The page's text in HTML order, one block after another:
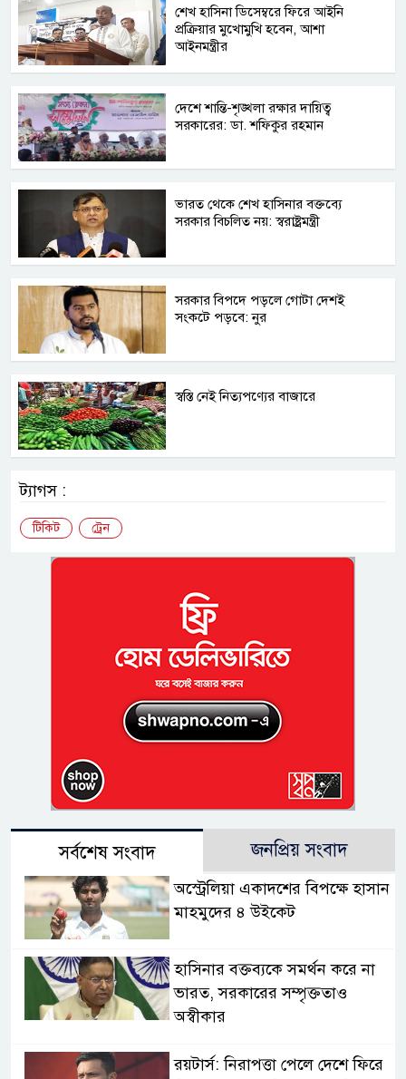
শেখ হাসিনা ডিসেম্বরে ফিরে আইনি
প্রক্রিয়ার মুখোমুখি হবেন, আশা
আইনমন্ত্রীর
দেশে শান্তি-শৃঙ্খলা রক্ষার দায়িত্ব
সরকারের: ডা. শফিকুর রহমান
ভারত থেকে শেখ হাসিনার বক্তব্যে
সরকার বিচলিত নয়: স্বরাষ্ট্রমন্ত্রী
সরকার বিপদে পড়লে গোটা দেশই
সংকটে পড়বে: নুর
স্বস্তি নেই নিত্যপণ্যের বাজারে
ট্যাগস :
টিকিট ট্রেন
সর্বশেষ সংবাদ জনপ্রিয় সংবাদ
অস্ট্রেলিয়া একাদশের বিপক্ষে হাসান
মাহমুদের ৪ উইকেট
হাসিনার বক্তব্যকে সমর্থন করে না
ভারত, সরকারের সম্পৃক্ততাও
অস্বীকার
রয়টার্স: নিরাপত্তা পেলে দেশে ফিরে